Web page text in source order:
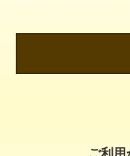
ご利用